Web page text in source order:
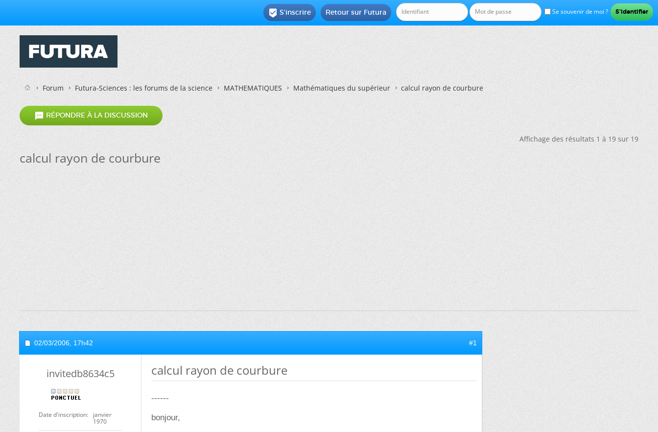
Se souvenir de moi ?
Retour sur Futura
 S'inscrire
Forum Futura-Sciences : les forums de la science MATHEMATIQUES Mathématiques du supérieur calcul rayon de courbure
 RÉPONDRE À LA DISCUSSION
Affichage des résultats 1 à 19 sur 19
calcul rayon de courbure
02/03/2006, 17h42 #1
invitedb8634c5
Date d'inscription
janvier
1970
calcul rayon de courbure
------
bonjour,